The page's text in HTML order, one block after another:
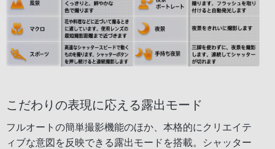
こだわりの表現に応える露出モード
フルオートの簡単撮影機能のほか、本格的にクリエイテ
ィブな意図を反映できる露出モードを搭載。シャッター